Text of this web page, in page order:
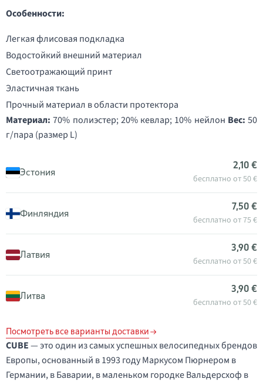
Особенности:
Легкая флисовая подкладка
Водостойкий внешний материал
Светоотражающий принт
Эластичная ткань
Прочный материал в области протектора
Материал: 70% полиэстер; 20% кевлар; 10% нейлон Вес: 50
г/пара (размер L)
Эстония
2,10 €
бесплатно от 50 €
Финляндия
7,50 €
бесплатно от 75 €
Латвия
3,90 €
бесплатно от 50 €
Литва
3,90 €
бесплатно от 50 €
Посмотреть все варианты доставки
CUBE— это один из самых успешных велосипедных брендов
Европы, основанный в 1993 году Маркусом Пюрнером в
Германии, в Баварии, в маленьком городке Вальдерсхоф в